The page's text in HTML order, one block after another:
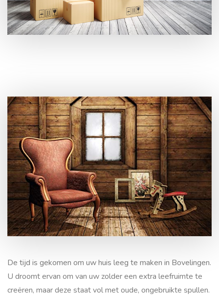
Is uw zolder toe aan een grondige inboedel opruiming in
Bovelingen?
Zolder leegmaken en
opruimen in Bovelingen
De tijd is gekomen om uw huis leeg te maken in Bovelingen.
U droomt ervan om van uw zolder een extra leefruimte te
creëren, maar deze staat vol met oude, ongebruikte spullen.